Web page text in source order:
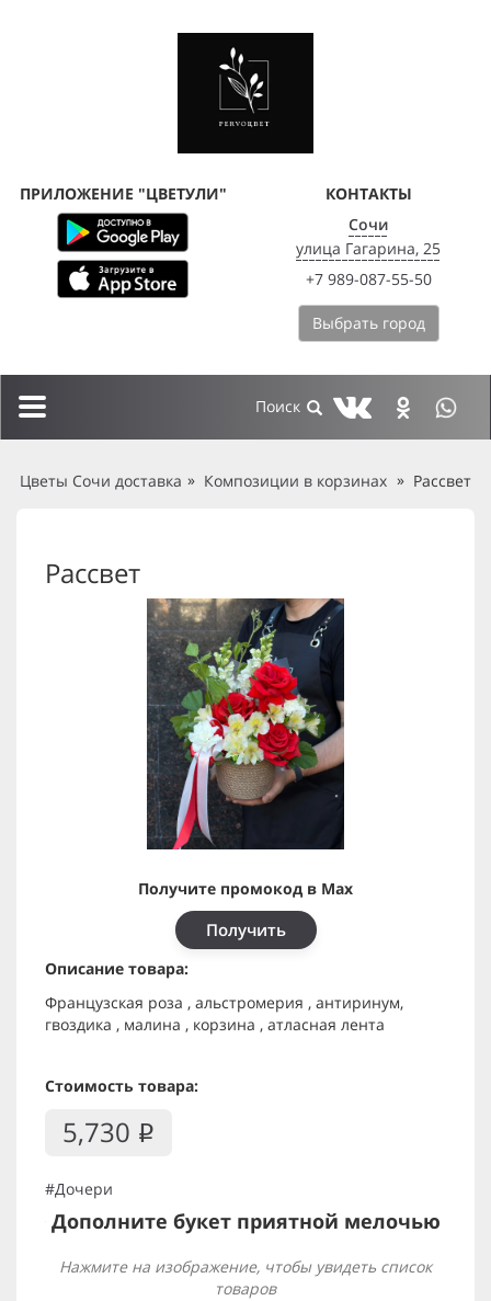
ПРИЛОЖЕНИЕ "ЦВЕТУЛИ"
КОНТАКТЫ
Сочи
улица Гагарина, 25
+7 989-087-55-50
Выбрать город
Toggle
Цветы Сочи доставка Композиции в корзинах Рассвет
Рассвет
Получите промокод в Max
Получить
Описание товара:
Французская роза , альстромерия , антиринум,
гвоздика , малина , корзина , атласная лента
Стоимость товара:
5,730 i
#Дочери
Дополните букет приятной мелочью
Нажмите на изображение, чтобы увидеть список
товаров